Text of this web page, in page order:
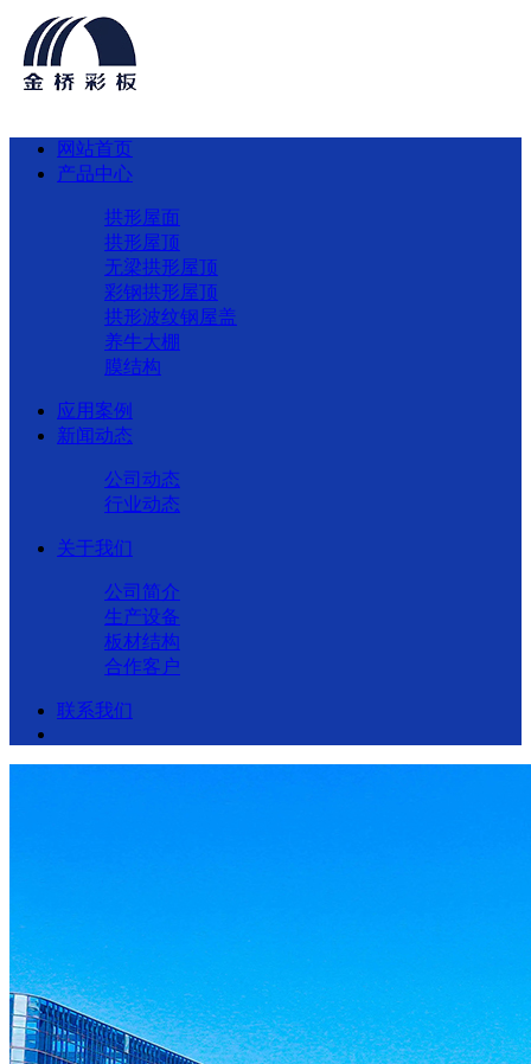
网站首页
产品中心
拱形屋面
拱形屋顶
无梁拱形屋顶
彩钢拱形屋顶
拱形波纹钢屋盖
养牛大棚
膜结构
应用案例
新闻动态
公司动态
行业动态
关于我们
公司简介
生产设备
板材结构
合作客户
联系我们